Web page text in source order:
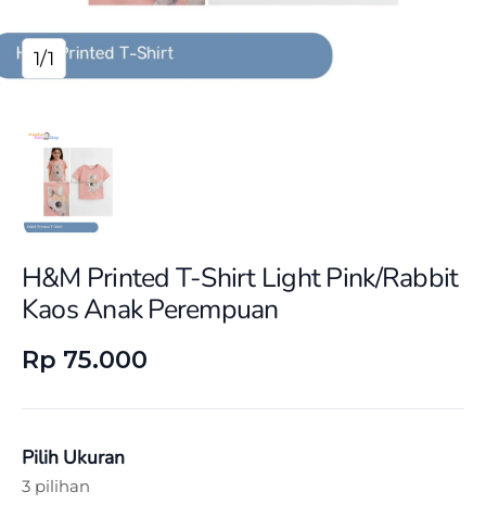
1/1
H&M Printed T-Shirt Light Pink/Rabbit
Kaos Anak Perempuan
Rp 75.000
Pilih Ukuran
3 pilihan